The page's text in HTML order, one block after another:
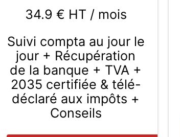
34.9 € HT / mois
Suivi compta au jour le
jour + Récupération
de la banque + TVA +
2035 certifiée & télé-
déclaré aux impôts +
Conseils